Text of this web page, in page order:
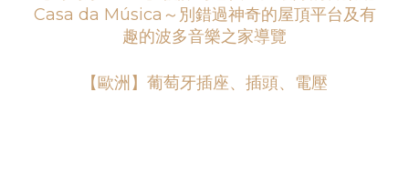
Casa da Música～別錯過神奇的屋頂平台及有
趣的波多音樂之家導覽
【歐洲】葡萄牙插座、插頭、電壓